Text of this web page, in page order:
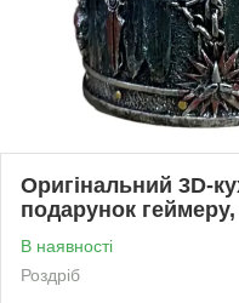
Оригінальний 3D-
подарунок
В наявності
Роздріб